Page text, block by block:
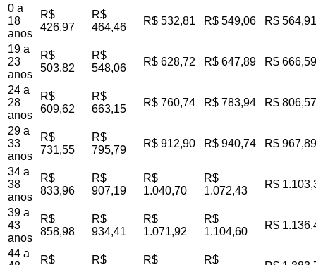
0 a
18
anos
R$
426,97
R$
464,46
R$ 532,81 R$ 549,06 R$ 564,91
19 a
23
anos
R$
503,82
R$
548,06
R$ 628,72 R$ 647,89 R$ 666,59
24 a
28
anos
R$
609,62
R$
663,15
R$ 760,74 R$ 783,94 R$ 806,57
29 a
33
anos
R$
731,55
R$
795,79
R$ 912,90 R$ 940,74 R$ 967,89
34 a
38
anos
R$
833,96
R$
907,19
R$
1.040,70
R$
1.072,43
R$
39 a
43
anos
R$
858,98
R$
934,41
R$
1.071,92
R$
1.104,60
R$
44 a
R$ R$ R$ R$